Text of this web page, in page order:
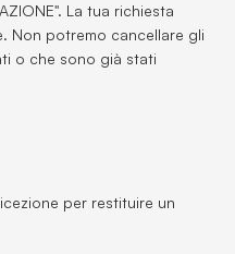
La tua richiesta
Non potremo cancellare gli
o che sono già stati
per restituire un